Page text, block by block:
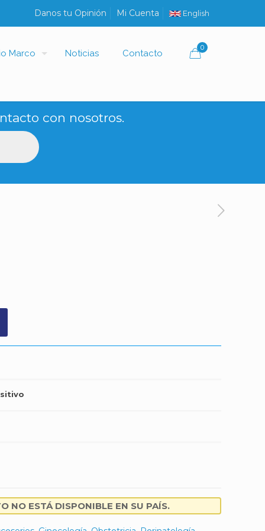
Danos tu Opinión Mi Cuenta English
Marco Noticias Contacto
0
con nosotros.
NO ESTÁ DISPONIBLE EN SU PAÍS.